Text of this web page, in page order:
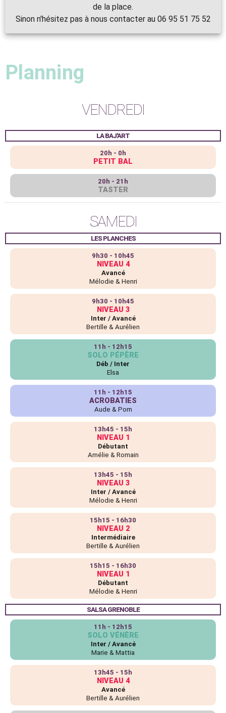
de la place.
Planning
VENDREDI
LA BAJ'ART
20h - 0h
PETIT BAL
20h - 21h
TASTER
SAMEDI
LES PLANCHES
9h30 - 10h45
NIVEAU 4
Avancé
Mélodie & Henri
9h30 - 10h45
NIVEAU 3
Inter / Avancé
Bertille & Aurélien
11h - 12h15
SOLO PÉPÈRE
Déb / Inter
Elsa
11h - 12h15
ACROBATIES
Aude & Pom
13h45 - 15h
NIVEAU 1
Débutant
Amélie & Romain
13h45 - 15h
NIVEAU 3
Inter / Avancé
Mélodie & Henri
15h15 - 16h30
NIVEAU 2
Intermédiaire
Bertille & Aurélien
15h15 - 16h30
NIVEAU 1
Débutant
Mélodie & Henri
SALSA GRENOBLE
11h - 12h15
SOLO VÉNÈRE
Inter / Avancé
Marie & Mattia
13h45 - 15h
NIVEAU 4
Avancé
Bertille & Aurélien